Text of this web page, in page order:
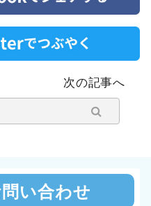
次の記事へ
い合わせ